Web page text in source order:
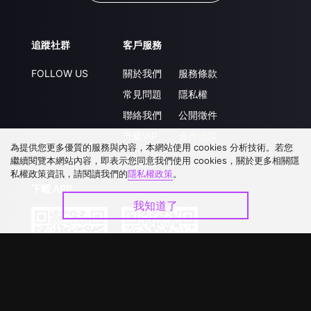
追蹤社群
FOLLOW US
客戶服務
關於我們
常見問題
聯絡我們
服務條款
隱私權
公開徵件
為提供您更多優質的服務與內容，本網站使用 cookies 分析技術。若您
繼續閱覽本網站內容，即表示您同意我們使用 cookies，關於更多相關隱
私權政策資訊，請閱讀我們的隱私權政策。
我知道了